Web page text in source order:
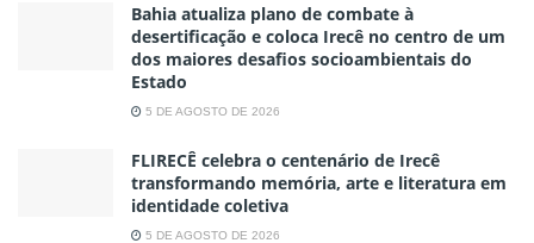
Bahia atualiza plano de combate à
desertificação e coloca Irecê no centro de um
dos maiores desafios socioambientais do
Estado
5 DE AGOSTO DE 2026
FLIRECÊ celebra o centenário de Irecê
transformando memória, arte e literatura em
identidade coletiva
5 DE AGOSTO DE 2026